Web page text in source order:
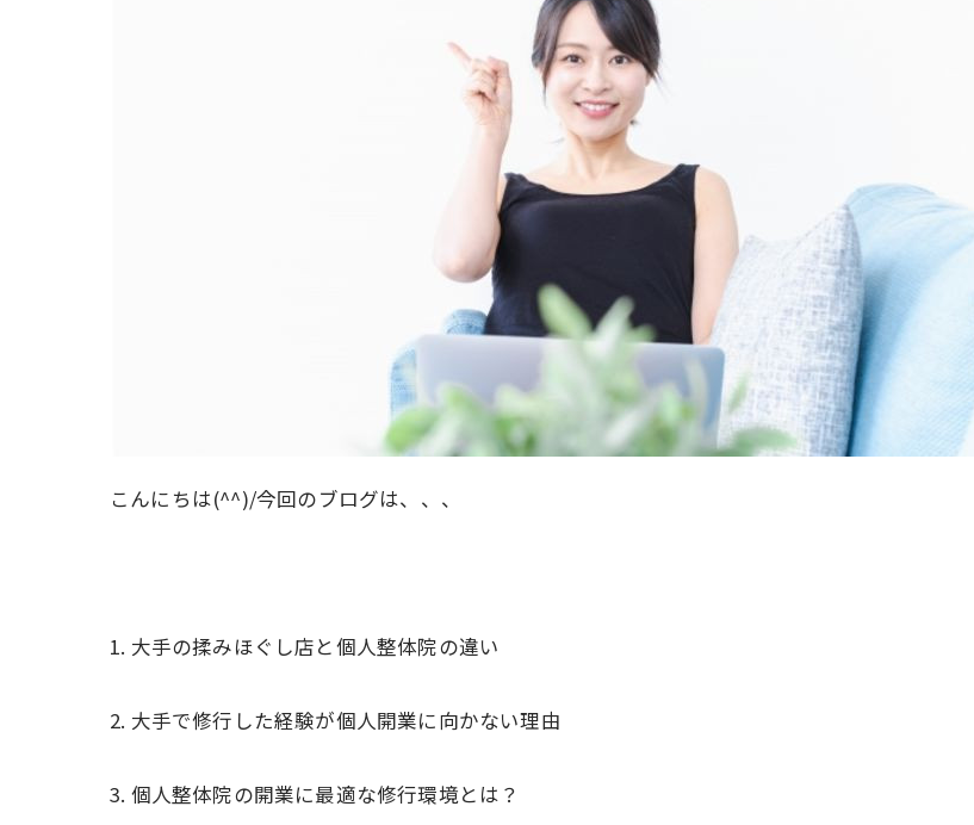
こんにちは(^^)/今回のブログは、、、
1. 大手の揉みほぐし店と個人整体院の違い
2. 大手で修行した経験が個人開業に向かない理由
3. 個人整体院の開業に最適な修行環境とは？